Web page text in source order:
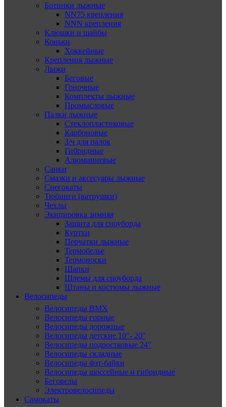
Ботинки лыжные
NN75 крепления
NNN крепления
Клюшки и шайбы
Коньки
Хоккейные
Крепления лыжные
Лыжи
Беговые
Гоночные
Комплекты лыжные
Промысловые
Палки лыжные
Стеклопластиковые
Карбоновые
З/ч для палок
Гибридные
Алюминиевые
Санки
Смазки и аксесуары лыжные
Снегокаты
Тюбинги (ватрушки)
Чехлы
Экипировка зимняя
Защита для сноуборда
Куртки
Перчатки лыжные
Термобелье
Термоноски
Шапки
Шлемы для сноуборда
Штаны и костюмы лыжные
Велосипеды
Велосипеды BMX
Велосипеды горные
Велосипеды дорожные
Велосипеды детские 10″- 20″
Велосипеды подростковые 24″
Велосипеды складные
Велосипеды фэт-байки
Велосипеды шоссейные и гибридные
Беговелы
Электровелосипеды
Самокаты